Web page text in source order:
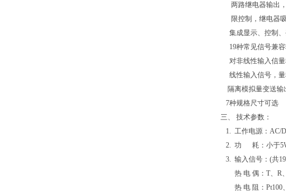
两路继电器输出，
限控制，继电器吸
集成显示、控制、
19种常见信号兼容
对非线性输入信量
线性输入信号，量
隔离模拟量变送输
7种规格尺寸可选
三、 技术参数：
1. 工作电源：AC/
2. 功 耗：小于
3. 输入信号：(共19
热 电 偶：T、R、
热 电 阻：Pt100